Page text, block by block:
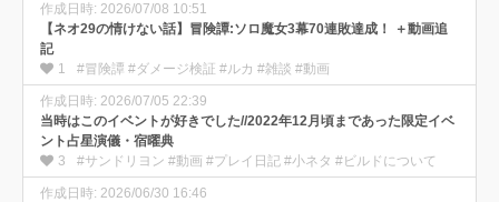
作成日時: 2026/07/08 10:51
【ネオ29の情けない話】冒険譚:ソロ魔女3幕70連敗達成！ ＋動画追
記
1
#冒険譚 #ダメージ検証 #ルカ #雑談 #動画
作成日時: 2026/07/05 22:39
当時はこのイベントが好きでした//2022年12月頃まであった限定イベ
ント占星演儀・宿曜典
3
#サンドリヨン #動画 #プレイ日記 #小ネタ #ビルドについて
作成日時: 2026/06/30 16:46